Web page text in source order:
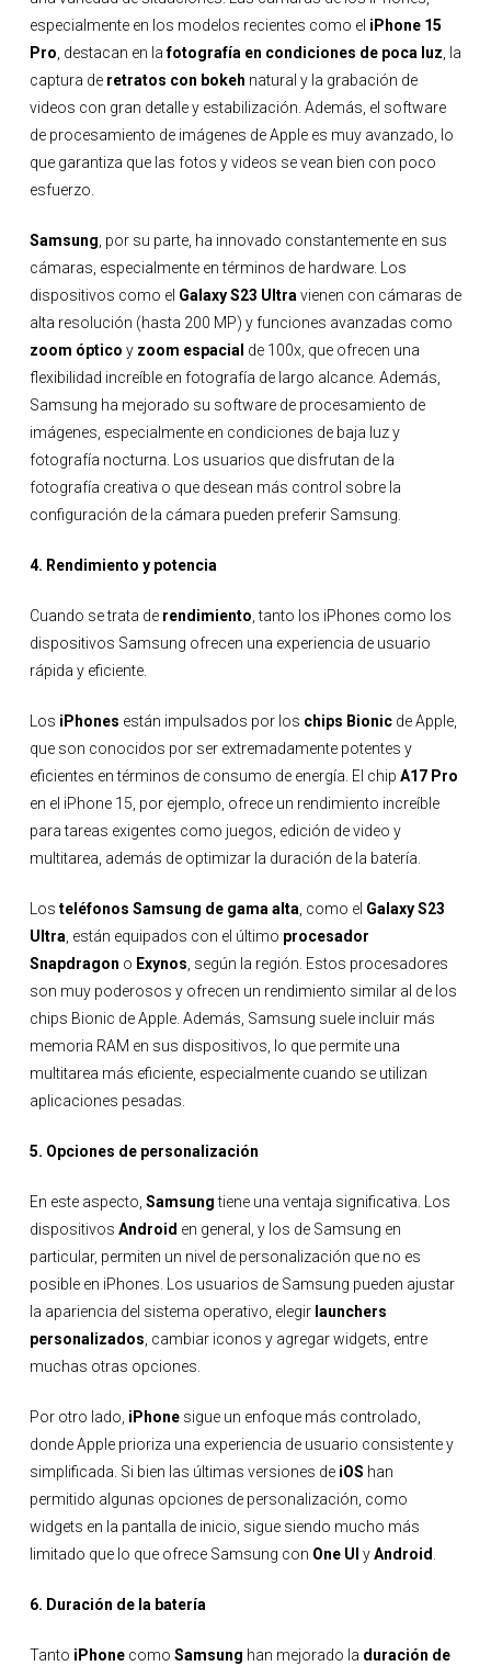
especialmente en los modelos recientes como el iPhone 15
Pro, destacan en lafotografía en condiciones de poca luz, la
captura de retratos con bokeh natural y la grabación de
videos con gran detalle y estabilización. Además, el software
de procesamiento de imágenes de Apple es muy avanzado, lo
que garantiza que las fotos y videos se vean bien con poco
esfuerzo.
Samsung, por su parte, ha innovado constantemente en sus
cámaras, especialmente en términos de hardware. Los
dispositivos como el Galaxy S23 Ultravienen con cámaras de
alta resolución (hasta 200 MP) y funciones avanzadas como
zoom óptico y zoom espacial de 100x, que ofrecen una
flexibilidad increíble en fotografía de largo alcance. Además,
Samsung ha mejorado su software de procesamiento de
imágenes, especialmente en condiciones de baja luz y
fotografía nocturna. Los usuarios que disfrutan de la
fotografía creativa o que desean más control sobre la
configuración de la cámara pueden preferir Samsung.
4. Rendimiento y potencia
Cuando se trata de rendimiento, tanto los iPhones como los
dispositivos Samsung ofrecen una experiencia de usuario
rápida y eficiente.
Los iPhones están impulsados por los chips Bionicde Apple,
que son conocidos por ser extremadamente potentes y
eficientes en términos de consumo de energía. El chip A17 Pro
en el iPhone 15, por ejemplo, ofrece un rendimiento increíble
para tareas exigentes como juegos, edición de video y
multitarea, además de optimizar la duración de la batería.
Los teléfonos Samsung de gama alta, como el Galaxy S23
Ultra, están equipados con el último procesador
Snapdragon o Exynos, según la región. Estos procesadores
son muy poderosos y ofrecen un rendimiento similar al de los
chips Bionic de Apple. Además, Samsung suele incluir más
memoria RAM en sus dispositivos, lo que permite una
multitarea más eficiente, especialmente cuando se utilizan
aplicaciones pesadas.
5. Opciones de personalización
En este aspecto, Samsungtiene una ventaja significativa. Los
dispositivos Android en general, y los de Samsung en
particular, permiten un nivel de personalización que no es
posible en iPhones. Los usuarios de Samsung pueden ajustar
la apariencia del sistema operativo, elegir launchers
personalizados, cambiar iconos y agregar widgets, entre
muchas otras opciones.
Por otro lado, iPhonesigue un enfoque más controlado,
donde Apple prioriza una experiencia de usuario consistente y
simplificada. Si bien las últimas versiones de iOS han
permitido algunas opciones de personalización, como
widgets en la pantalla de inicio, sigue siendo mucho más
limitado que lo que ofrece Samsung con One UI yAndroid.
6. Duración de la batería
Tanto iPhonecomo Samsung han mejorado la duración de